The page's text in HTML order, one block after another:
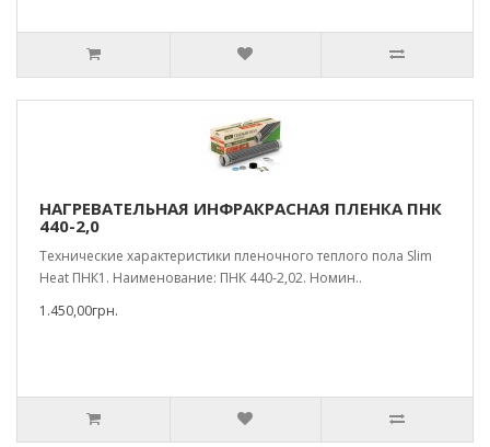
НАГРЕВАТЕЛЬНАЯ ИНФРАКРАСНАЯ ПЛЕНКА ПНК
440-2,0
Технические характеристики пленочного теплого пола Slim
Heat ПНК1. Наименование: ПНК 440-2,02. Номин..
1.450,00грн.